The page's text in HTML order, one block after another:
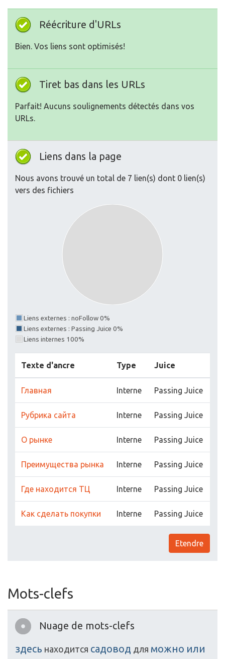
Réécriture d'URLs
Bien. Vos liens sont optimisés!
Tiret bas dans les URLs
Parfait! Aucuns soulignements détectés dans vos
URLs.
Liens dans la page
Nous avons trouvé un total de 7 lien(s) dont 0 lien(s)
vers des fichiers
Liens externes : noFollow 0%
Liens externes : Passing Juice 0%
Liens internes 100%
Texte d'ancre Type Juice
Главная Interne Passing Juice
Рубрика сайта Interne Passing Juice
О рынке Interne Passing Juice
Преимущества рынка Interne Passing Juice
Где находится ТЦ Interne Passing Juice
Как сделать покупки Interne Passing Juice
Etendre
Mots-clefs
Nuage de mots-clefs
здесь находится садовод для можно или